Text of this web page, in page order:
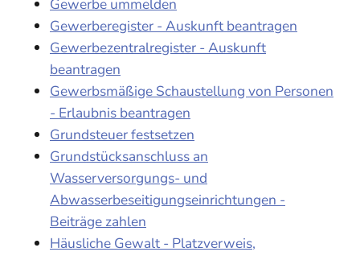
Gewerbe ummelden
Gewerberegister - Auskunft beantragen
Gewerbezentralregister - Auskunft
beantragen
Gewerbsmäßige Schaustellung von Personen
- Erlaubnis beantragen
Grundsteuer festsetzen
Grundstücksanschluss an
Wasserversorgungs- und
Abwasserbeseitigungseinrichtungen -
Beiträge zahlen
Häusliche Gewalt - Platzverweis,